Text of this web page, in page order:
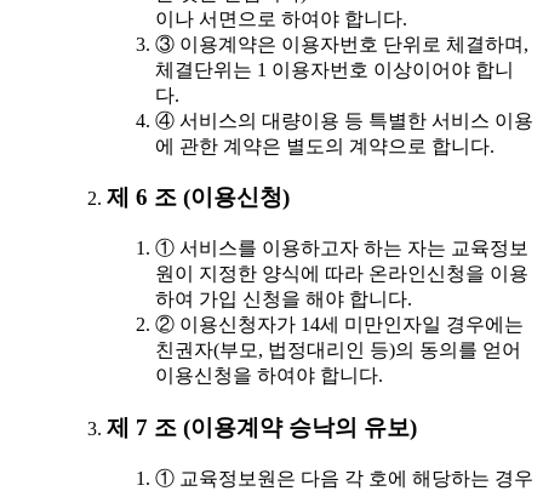
이나 서면으로 하여야 합니다.
③ 이용계약은 이용자번호 단위로 체결하며,
체결단위는 1 이용자번호 이상이어야 합니
다.
④ 서비스의 대량이용 등 특별한 서비스 이용
에 관한 계약은 별도의 계약으로 합니다.
제 6 조 (이용신청)
① 서비스를 이용하고자 하는 자는 교육정보
원이 지정한 양식에 따라 온라인신청을 이용
하여 가입 신청을 해야 합니다.
② 이용신청자가 14세 미만인자일 경우에는
친권자(부모, 법정대리인 등)의 동의를 얻어
이용신청을 하여야 합니다.
제 7 조 (이용계약 승낙의 유보)
① 교육정보원은 다음 각 호에 해당하는 경우